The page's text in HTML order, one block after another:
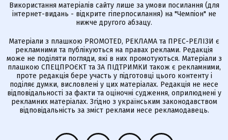
Використання матеріалів сайту лише за умови посилання (для
інтернет-видань - відкрите гіперпосилання) на "Чемпіон" не
нижче другого абзацу.
Матеріали з плашкою PROMOTED, РЕКЛАМА та ПРЕС-РЕЛІЗИ є
рекламними та публікуються на правах реклами. Редакція
може не поділяти погляди, які в них промотуються. Матеріали з
плашкою СПЕЦПРОЄКТ та ЗА ПІДТРИМКИ також є рекламними,
проте редакція бере участь у підготовці цього контенту і
поділяє думки, висловлені у цих матеріалах. Редакція не несе
відповідальності за факти та оціночні судження, оприлюднені у
рекламних матеріалах. Згідно з українським законодавством
відповідальність за зміст реклами несе рекламодавець.